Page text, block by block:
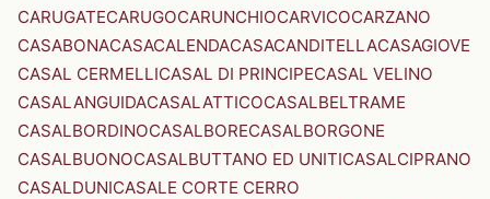
CARUGATECARUGOCARUNCHIOCARVICOCARZANO
CASABONACASACALENDACASACANDITELLACASAGIOVE
CASAL CERMELLICASAL DI PRINCIPECASAL VELINO
CASALANGUIDACASALATTICOCASALBELTRAME
CASALBORDINOCASALBORECASALBORGONE
CASALBUONOCASALBUTTANO ED UNITICASALCIPRANO
CASALDUNICASALE CORTE CERRO